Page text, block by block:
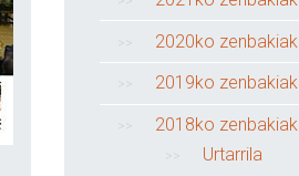
2020ko zenbakiak
2019ko zenbakiak
2018ko zenbakiak
Urtarrila